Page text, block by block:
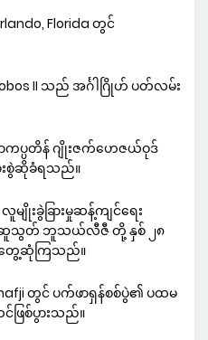
Florida တွင်
II သည် အင်္ဂါဂြိုဟ် ပတ်လမ်း
ာကပ္ပတိန် ဂျိုးဇက်ဟေဇယ်ဝုဒ်
စွဲဆိုခံရသည်။
ျိုးခွဲခြားမှုဆန့်ကျင်ရေး
ဂိုဆူသွတ် ဘူသယ်လီဇီ တို့ နှစ် ၂၈
တွေ့ဆုံကြသည်။
တွင် ပက်ဖာရှန်စစ်ပွဲ၏ ပထမ
ဖြစ်ပွားသည်။